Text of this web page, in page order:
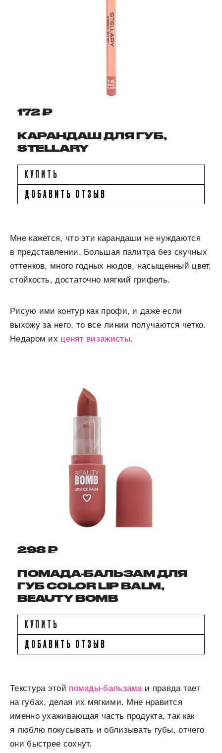
172 ₽
КАРАНДАШ ДЛЯ ГУБ,
STELLARY
КУПИТЬ
ДОБАВИТЬ ОТЗЫВ
Мне кажется, что эти карандаши не нуждаются
в представлении. Большая палитра без скучных
оттенков, много годных нюдов, насыщенный цвет,
стойкость, достаточно мягкий грифель.
Рисую ими контур как профи, и даже если
выхожу за него, то все линии получаются четко.
Недаром их ценят визажисты.
298 ₽
ПОМАДА-БАЛЬЗАМ ДЛЯ
ГУБ COLOR LIP BALM,
BEAUTY BOMB
КУПИТЬ
ДОБАВИТЬ ОТЗЫВ
Текстура этой помады-бальзамаи правда тает
на губах, делая их мягкими. Мне нравится
именно ухаживающая часть продукта, так как
я люблю покусывать и облизывать губы, отчего
они быстрее сохнут.